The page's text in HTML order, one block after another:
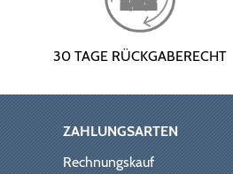
30 TAGE RÜCKGABERECHT
ZAHLUNGSARTEN
Rechnungskauf